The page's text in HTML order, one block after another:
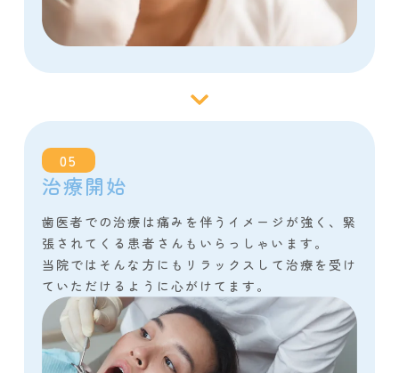
05
治療開始
歯医者での治療は痛みを伴うイメージが強く、緊
張されてくる患者さんもいらっしゃいます。
当院ではそんな方にもリラックスして治療を受け
ていただけるように心がけてます。